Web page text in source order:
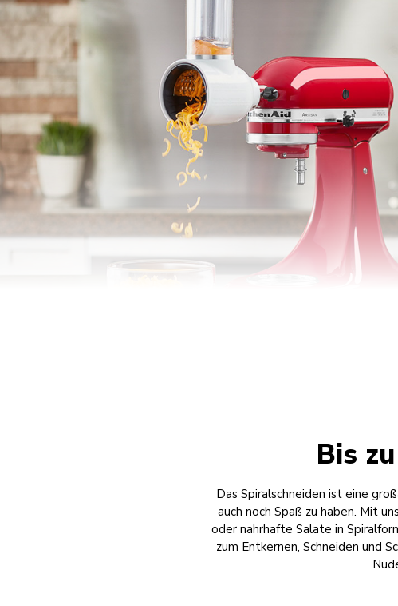
Bis
Das Spiralschneiden ist eine
auch noch Spaß zu haben. Mit
oder nahrhafte Salate in
zum Entkernen, Schneiden und